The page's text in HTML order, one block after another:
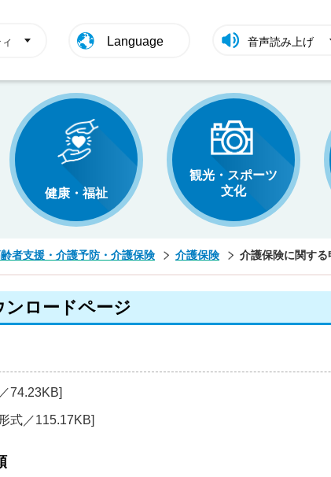
Language 音声読み上げ
健康・福祉
観光・スポーツ
文化
者支援・介護予防・介護保険 介護保険 介護保険に関す
ンロードページ
74.23KB]
式／115.17KB]